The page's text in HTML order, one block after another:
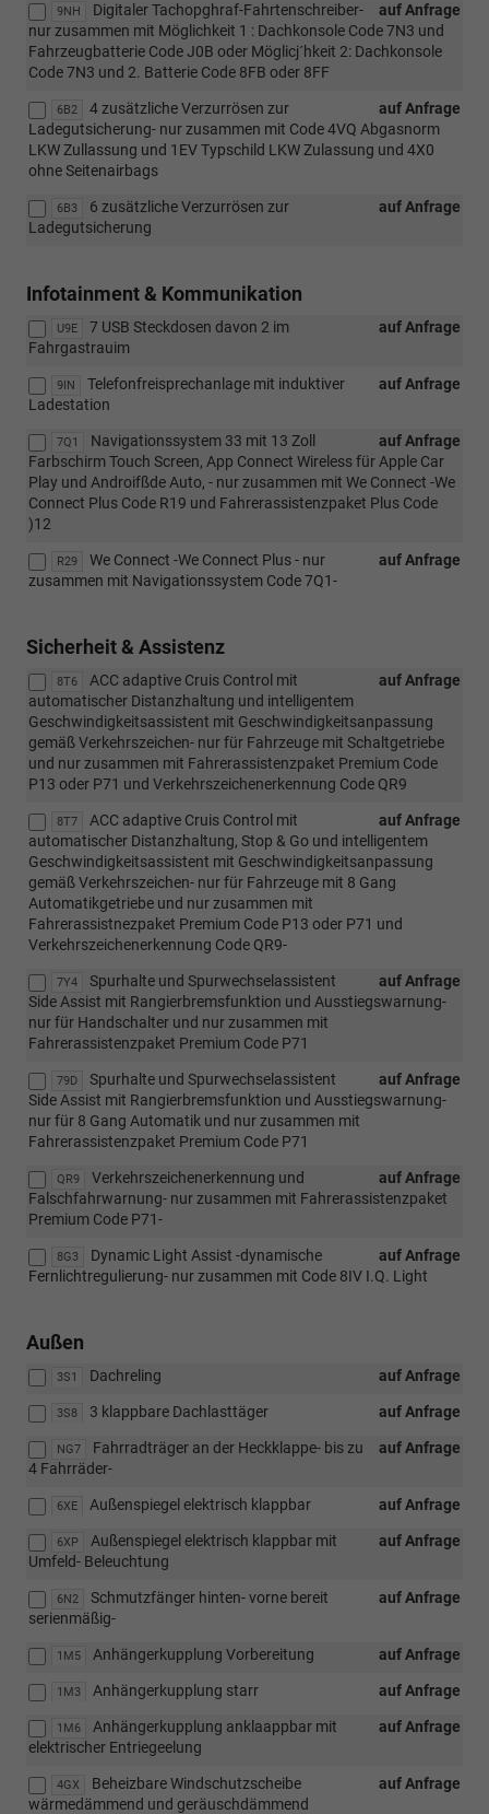
9NH auf Anfrage
Digitaler Tachopghraf-Fahrtenschreiber-
nur zusammen mit Möglichkeit 1 : Dachkonsole Code 7N3 und
Fahrzeugbatterie Code J0B oder Möglicj´hkeit 2: Dachkonsole
Code 7N3 und 2. Batterie Code 8FB oder 8FF
6B2 auf Anfrage
4 zusätzliche Verzurrösen zur
Ladegutsicherung- nur zusammen mit Code 4VQ Abgasnorm
LKW Zullassung und 1EV Typschild LKW Zulassung und 4X0
ohne Seitenairbags
6B3 auf Anfrage
6 zusätzliche Verzurrösen zur
Ladegutsicherung
Infotainment & Kommunikation
U9E auf Anfrage
7 USB Steckdosen davon 2 im
Fahrgastrauim
9IN auf Anfrage
Telefonfreisprechanlage mit induktiver
Ladestation
7Q1 auf Anfrage
Navigationssystem 33 mit 13 Zoll
Farbschirm Touch Screen, App Connect Wireless für Apple Car
Play und Androifßde Auto, - nur zusammen mit We Connect -We
Connect Plus Code R19 und Fahrerassistenzpaket Plus Code
)12
R29 auf Anfrage
We Connect -We Connect Plus - nur
zusammen mit Navigationssystem Code 7Q1-
Sicherheit & Assistenz
8T6 auf Anfrage
ACC adaptive Cruis Control mit
automatischer Distanzhaltung und intelligentem
Geschwindigkeitsassistent mit Geschwindigkeitsanpassung
gemäß Verkehrszeichen- nur für Fahrzeuge mit Schaltgetriebe
und nur zusammen mit Fahrerassistenzpaket Premium Code
P13 oder P71 und Verkehrszeichenerkennung Code QR9
8T7 auf Anfrage
ACC adaptive Cruis Control mit
automatischer Distanzhaltung, Stop & Go und intelligentem
Geschwindigkeitsassistent mit Geschwindigkeitsanpassung
gemäß Verkehrszeichen- nur für Fahrzeuge mit 8 Gang
Automatikgetriebe und nur zusammen mit
Fahrerassistnezpaket Premium Code P13 oder P71 und
Verkehrszeichenerkennung Code QR9-
7Y4 auf Anfrage
Spurhalte und Spurwechselassistent
Side Assist mit Rangierbremsfunktion und Ausstiegswarnung-
nur für Handschalter und nur zusammen mit
Fahrerassistenzpaket Premium Code P71
79D auf Anfrage
Spurhalte und Spurwechselassistent
Side Assist mit Rangierbremsfunktion und Ausstiegswarnung-
nur für 8 Gang Automatik und nur zusammen mit
Fahrerassistenzpaket Premium Code P71
QR9 auf Anfrage
Verkehrszeichenerkennung und
Falschfahrwarnung- nur zusammen mit Fahrerassistenzpaket
Premium Code P71-
8G3 auf Anfrage
Dynamic Light Assist -dynamische
Fernlichtregulierung- nur zusammen mit Code 8IV I.Q. Light
Außen
3S1 auf Anfrage
Dachreling
3S8 auf Anfrage
3 klappbare Dachlasttäger
NG7 auf Anfrage
Fahrradträger an der Heckklappe- bis zu
4 Fahrräder-
6XE auf Anfrage
Außenspiegel elektrisch klappbar
6XP auf Anfrage
Außenspiegel elektrisch klappbar mit
Umfeld- Beleuchtung
6N2 auf Anfrage
Schmutzfänger hinten- vorne bereit
serienmäßig-
1M5 auf Anfrage
Anhängerkupplung Vorbereitung
1M3 auf Anfrage
Anhängerkupplung starr
1M6 auf Anfrage
Anhängerkupplung anklaappbar mit
elektrischer Entriegeelung
4GX auf Anfrage
Beheizbare Windschutzscheibe
wärmedämmend und geräuschdämmend